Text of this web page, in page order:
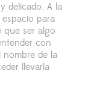
delicado. A la
para
que ser algo
con
nombre de la
llevarla